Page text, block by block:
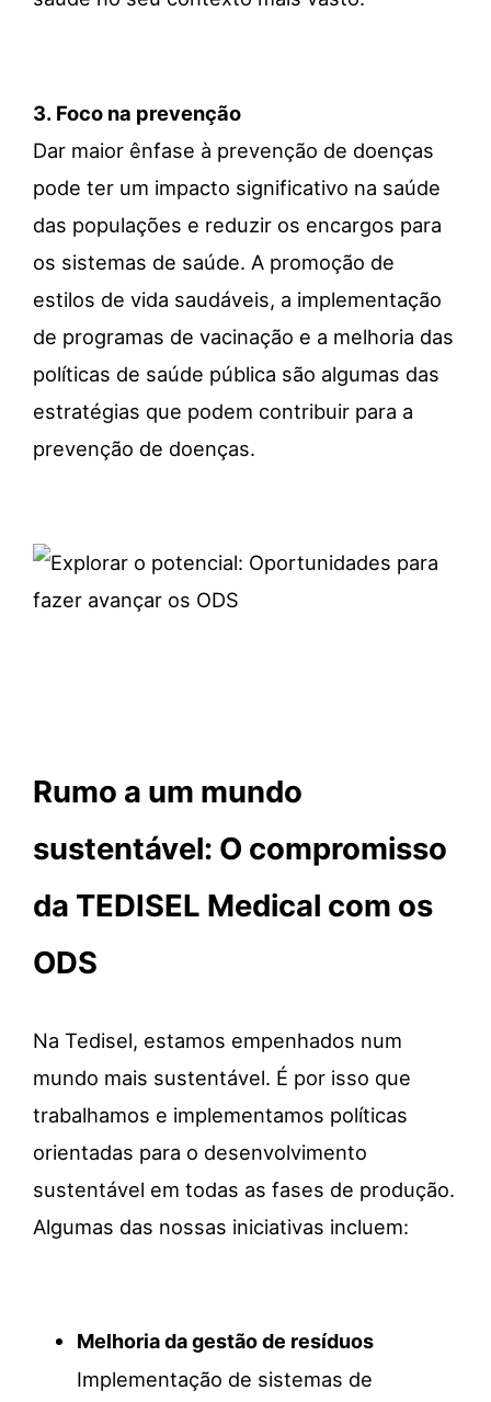
3. Foco na prevenção
Dar maior ênfase à prevenção de doenças
pode ter um impacto significativo na saúde
das populações e reduzir os encargos para
os sistemas de saúde. A promoção de
estilos de vida saudáveis, a implementação
de programas de vacinação e a melhoria das
políticas de saúde pública são algumas das
estratégias que podem contribuir para a
prevenção de doenças.
Rumo a um mundo
sustentável: O compromisso
da TEDISEL Medical com os
ODS
Na Tedisel, estamos empenhados num
mundo mais sustentável. É por isso que
trabalhamos e implementamos políticas
orientadas para o desenvolvimento
sustentável em todas as fases de produção.
Algumas das nossas iniciativas incluem:
Melhoria da gestão de resíduos
Implementação de sistemas de